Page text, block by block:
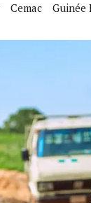
Cemac Guinée